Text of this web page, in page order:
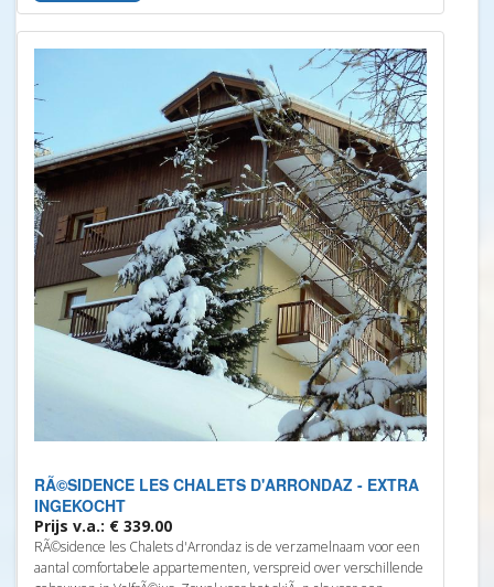
RÃ©SIDENCE LES CHALETS D'ARRONDAZ - EXTRA
INGEKOCHT
Prijs v.a.: € 339.00
RÃ©sidence les Chalets d'Arrondaz is de verzamelnaam voor een
aantal comfortabele appartementen, verspreid over verschillende